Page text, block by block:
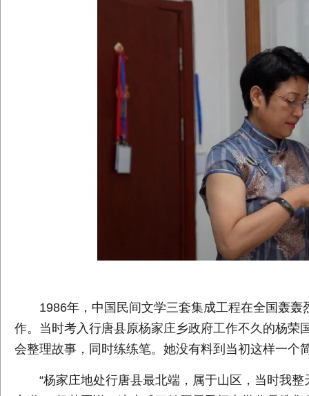
1986年，中国民间文学三套集成工程在全国轰
作。当时考入行唐县原杨家庄乡政府工作不久的杨
会整理故事，同时练练笔。她没有料到当初这样一个
“杨家庄地处行唐县最北端，属于山区，当时我